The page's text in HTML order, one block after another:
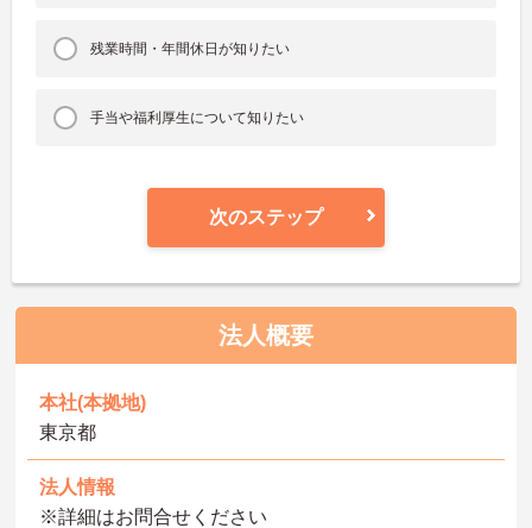
残業時間・年間休日が知りたい
手当や福利厚生について知りたい
次のステップ
法人概要
本社(本拠地)
東京都
法人情報
※詳細はお問合せください